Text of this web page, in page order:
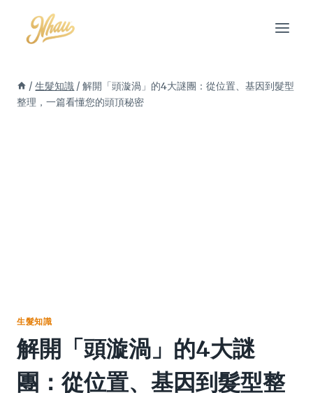
content
/ 生髮知識 / 解開「頭漩渦」的4大謎團：從位置、基因到髮型
整理，一篇看懂您的頭頂秘密
生髮知識
解開「頭漩渦」的4大謎
團：從位置、基因到髮型整